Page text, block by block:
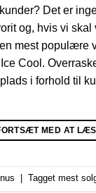
Det er
og, hvis vi
mest populære
Cool.
i forhold til
MED AT
Tagget mest